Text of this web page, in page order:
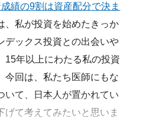
績の9割は資産配分で決ま
、私が投資を始めたきっか
デックス投資との出会いや
15年以上にわたる私の投資
今回は、私たち医師にもな
いて、日本人が置かれてい
げて考えてみたいと思いま